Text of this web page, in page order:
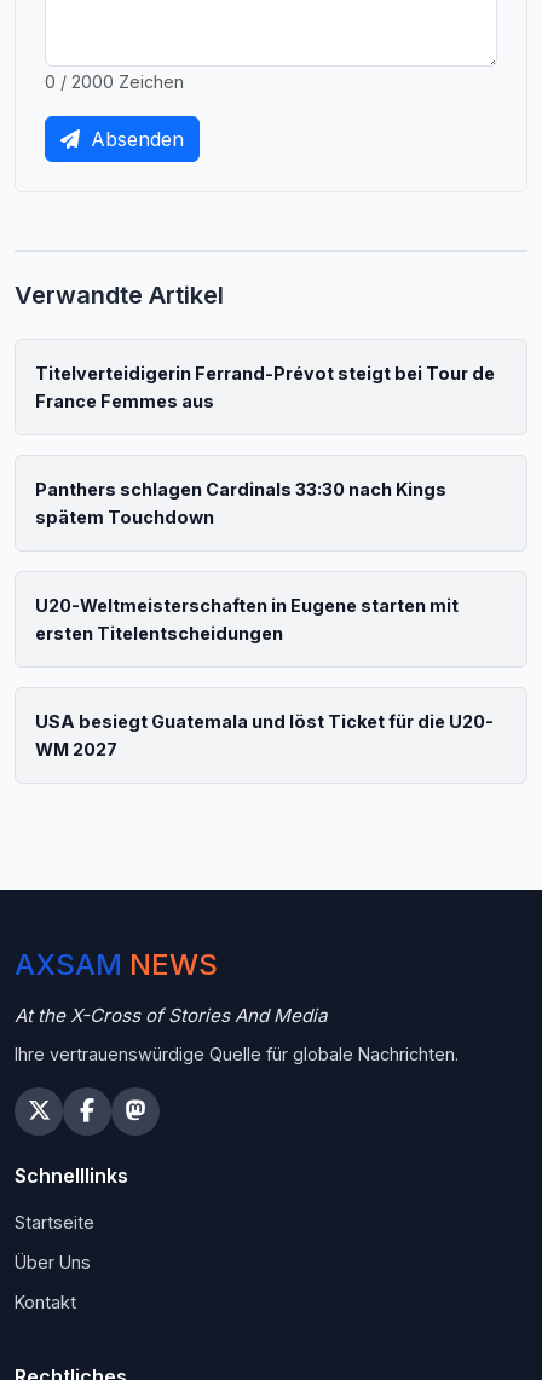
0 / 2000 Zeichen
Absenden
Verwandte Artikel
Titelverteidigerin Ferrand-Prévot steigt bei Tour de
France Femmes aus
Panthers schlagen Cardinals 33:30 nach Kings
spätem Touchdown
U20-Weltmeisterschaften in Eugene starten mit
ersten Titelentscheidungen
USA besiegt Guatemala und löst Ticket für die U20-
WM 2027
AXSAM NEWS
At the X-Cross of Stories And Media
Ihre vertrauenswürdige Quelle für globale Nachrichten.
Schnelllinks
Startseite
Über Uns
Kontakt